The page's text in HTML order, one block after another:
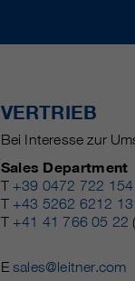
VERTRIEB
Bei Interesse zur
Sales Department
T +39 0472 722 154
T +43 5262 6212
T +41 41 766 05 22
Esales@leitner.com